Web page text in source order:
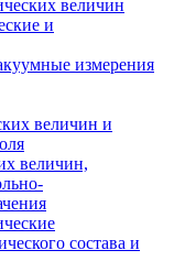
величин
и
измерения
величин и
величин,
состава и